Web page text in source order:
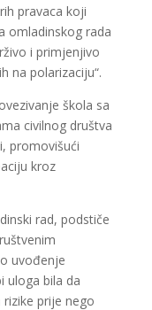
pravaca koji
omladinskog rada
i primjenjivo
na polarizaciju“.
škola sa
civilnog društva
promovišući
kroz
rad, podstiče
uvođenje
uloga bila da
prije nego